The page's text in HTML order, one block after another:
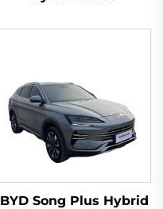
BYD Song Plus Hybrid